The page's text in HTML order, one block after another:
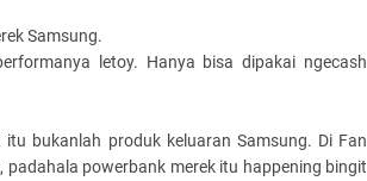
Samsung.
letoy. Hanya bisa dipakai ngecash
bukanlah produk keluaran Samsung. Di Fan
padahala powerbank merek itu happening bingit